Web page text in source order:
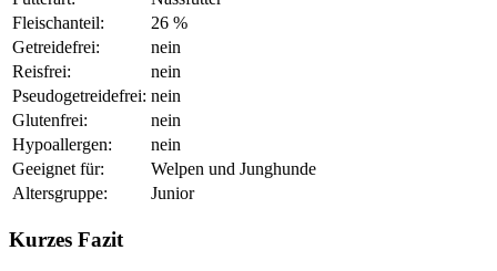
Fleischanteil:
26 %
Getreidefrei:
nein
Reisfrei:
nein
Pseudogetreidefrei: nein
Glutenfrei:
nein
Hypoallergen:
nein
Geeignet für:
Welpen und Junghunde
Altersgruppe:
Junior
Kurzes Fazit